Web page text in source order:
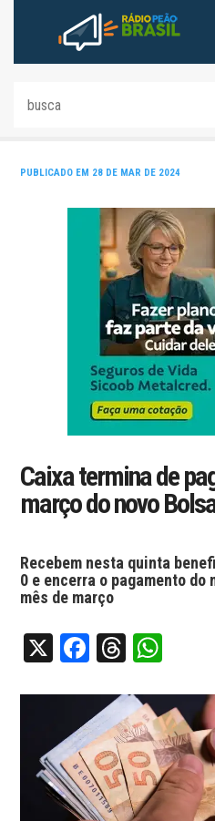
PUBLICADO EM 28 DE MAR DE 2024
Caixa termina de
março do novo
Recebem nesta quinta
0 e encerra o pagamento do
mês de março
X Facebook
Threads